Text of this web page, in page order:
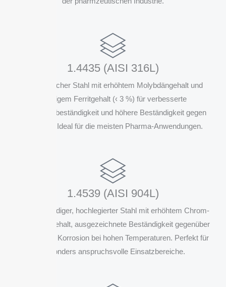
1.4435 (AISI 316L)
Austenitischer Stahl mit erhöhtem Molybdängehalt und
niedrigem Ferritgehalt (‹ 3 %) für verbesserte
Korrosionsbeständigkeit und höhere Beständigkeit gegen
Lochfraß. Ideal für die meisten Pharma-Anwendungen.
1.4539 (AISI 904L)
Hitzebeständiger, hochlegierter Stahl mit erhöhtem Chrom-
und Nickelgehalt, ausgezeichnete Beständigkeit gegenüber
Säuren und Korrosion bei hohen Temperaturen. Perfekt für
besonders anspruchsvolle Einsatzbereiche.